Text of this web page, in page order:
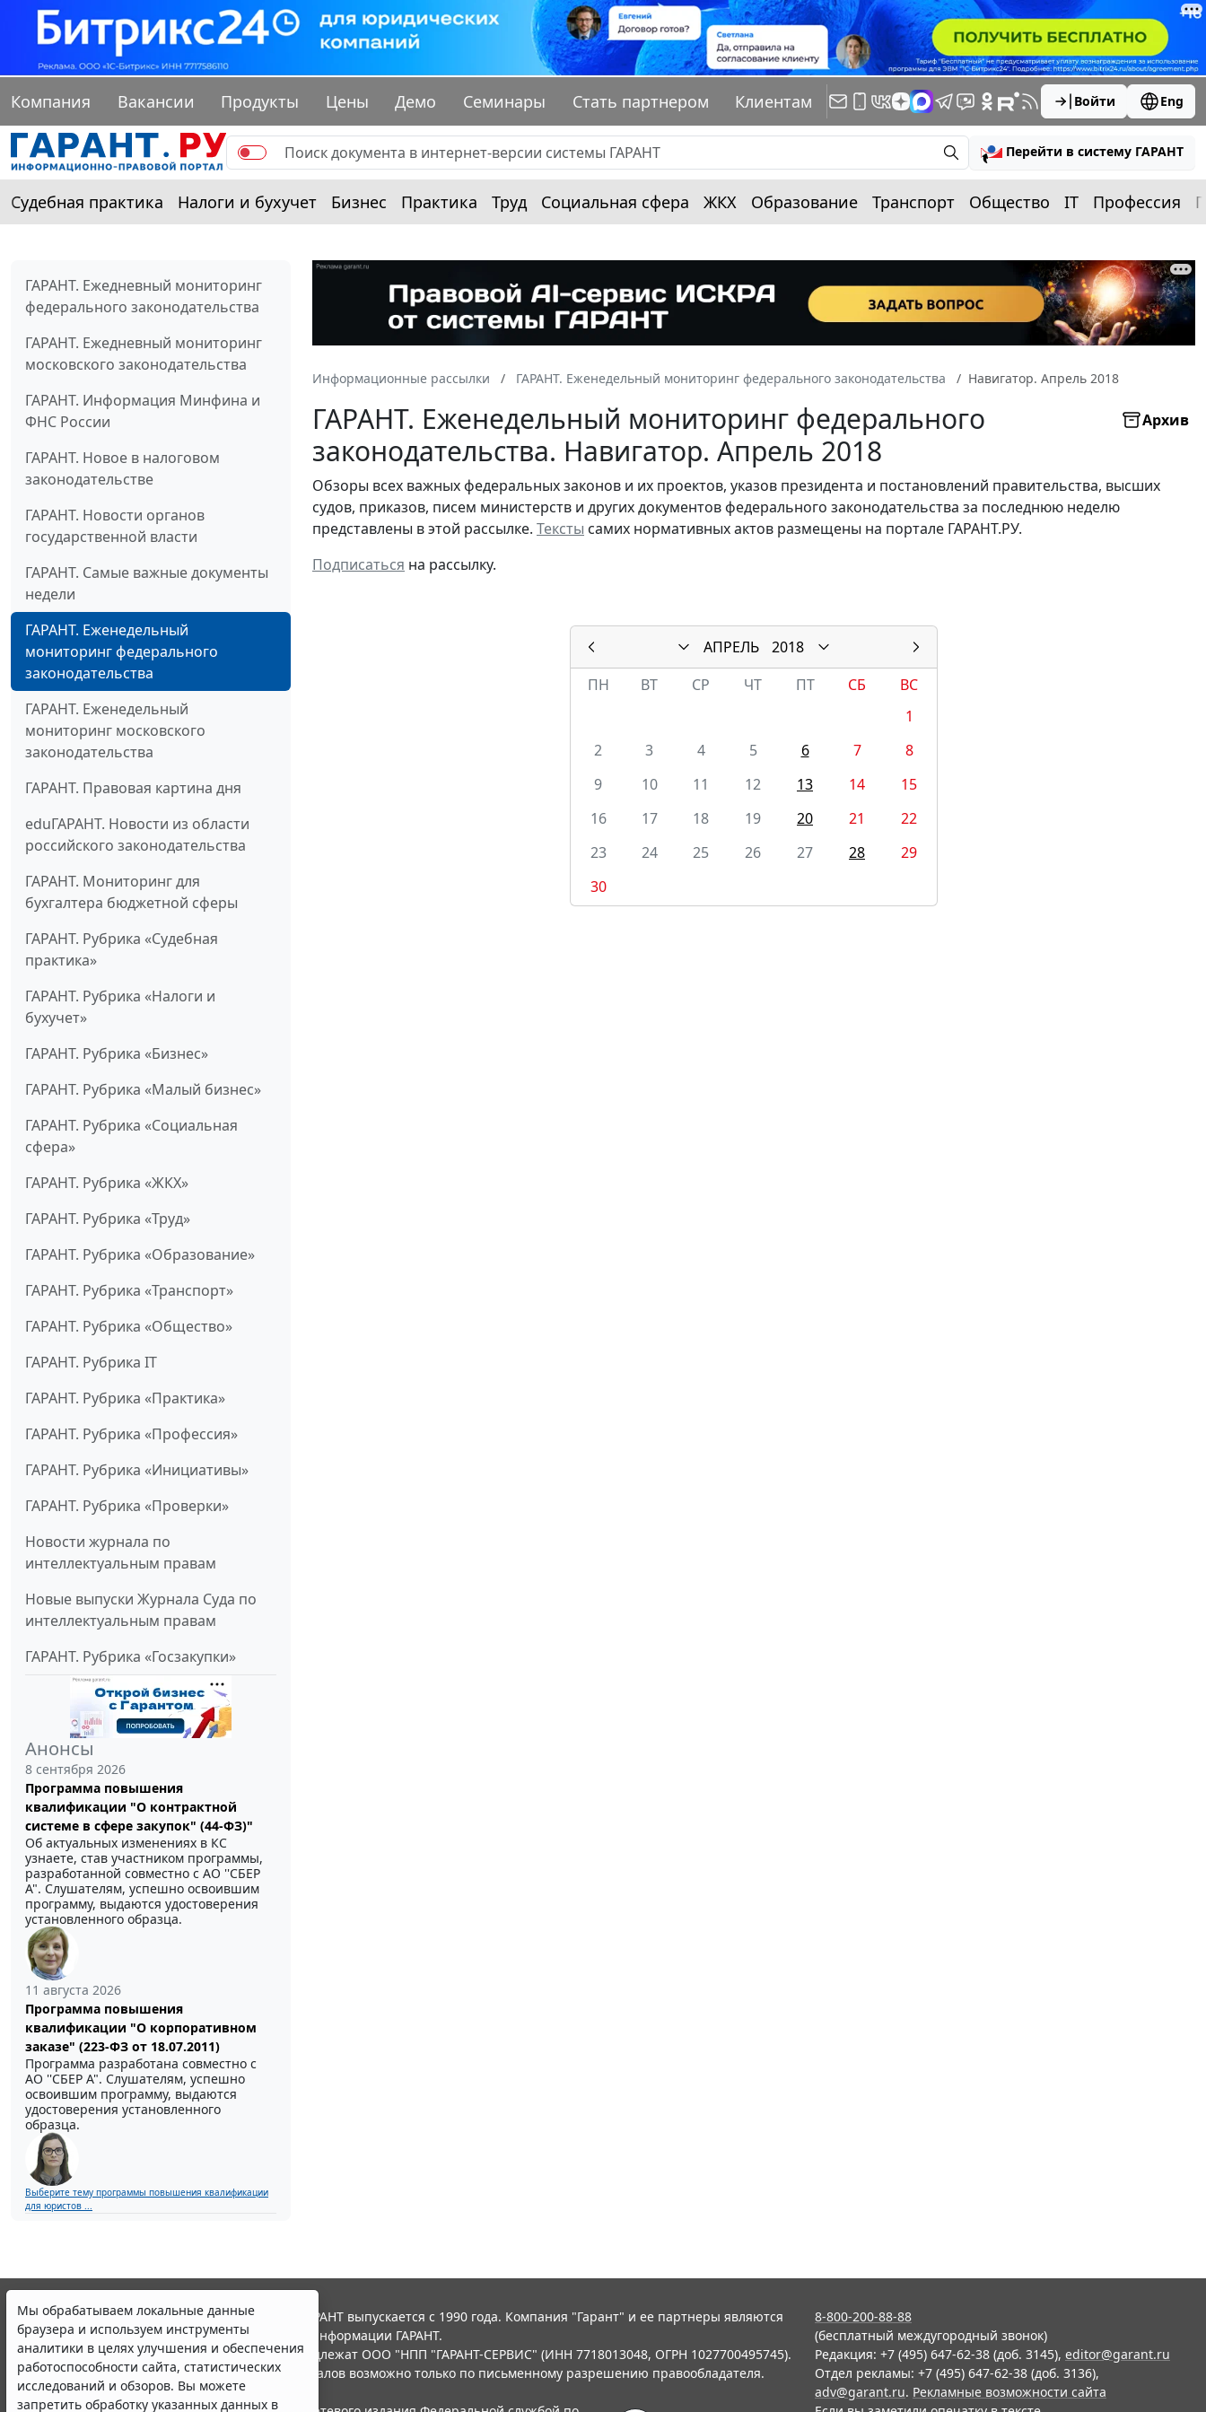
Компания Вакансии Продукты Цены Демо Семинары Стать партнером Клиентам Войти Eng
Перейти в систему ГАРАНТ
Судебная практика Налоги и бухучет Бизнес Практика Труд Социальная сфера ЖКХ Образование Транспорт Общество IT Профессия
ГАРАНТ. Ежедневный мониторинг
федерального законодательства
ГАРАНТ. Ежедневный мониторинг
московского законодательства
ГАРАНТ. Информация Минфина и
ФНС России
ГАРАНТ. Новое в налоговом
законодательстве
ГАРАНТ. Новости органов
государственной власти
ГАРАНТ. Самые важные документы
недели
ГАРАНТ. Еженедельный
мониторинг федерального
законодательства
ГАРАНТ. Еженедельный
мониторинг московского
законодательства
ГАРАНТ. Правовая картина дня
eduГАРАНТ. Новости из области
российского законодательства
ГАРАНТ. Мониторинг для
бухгалтера бюджетной сферы
ГАРАНТ. Рубрика «Судебная
практика»
ГАРАНТ. Рубрика «Налоги и
бухучет»
ГАРАНТ. Рубрика «Бизнес»
ГАРАНТ. Рубрика «Малый бизнес»
ГАРАНТ. Рубрика «Социальная
сфера»
ГАРАНТ. Рубрика «ЖКХ»
ГАРАНТ. Рубрика «Труд»
ГАРАНТ. Рубрика «Образование»
ГАРАНТ. Рубрика «Транспорт»
ГАРАНТ. Рубрика «Общество»
ГАРАНТ. Рубрика IT
ГАРАНТ. Рубрика «Практика»
ГАРАНТ. Рубрика «Профессия»
ГАРАНТ. Рубрика «Инициативы»
ГАРАНТ. Рубрика «Проверки»
Новости журнала по
интеллектуальным правам
Новые выпуски Журнала Суда по
интеллектуальным правам
ГАРАНТ. Рубрика «Госзакупки»
Анонсы
8 сентября 2026
Программа повышения
квалификации "О контрактной
системе в сфере закупок" (44-ФЗ)"
Об актуальных изменениях в КС
узнаете, став участником программы,
разработанной совместно с АО ''СБЕР
А". Слушателям, успешно освоившим
программу, выдаются удостоверения
установленного образца.
11 августа 2026
Программа повышения
квалификации "О корпоративном
заказе" (223-ФЗ от 18.07.2011)
Программа разработана совместно с
АО ''СБЕР А". Слушателям, успешно
освоившим программу, выдаются
удостоверения установленного
образца.
Выберите тему программы повышения квалификации
для юристов ...
Информационные рассылки ГАРАНТ. Еженедельный мониторинг федерального законодательства Навигатор. Апрель 2018
ГАРАНТ. Еженедельный мониторинг федерального
законодательства. Навигатор. Апрель 2018
Архив
Обзоры всех важных федеральных законов и их проектов, указов президента и постановлений правительства, высших
судов, приказов, писем министерств и других документов федерального законодательства за последнюю неделю
представлены в этой рассылке. Тексты самих нормативных актов размещены на портале ГАРАНТ.РУ.
Подписаться на рассылку.
АПРЕЛЬ
2018
ПН
ВТ СР ЧТ ПТ СБ
ВС
1
2
3 4 5 6 7
8
9
10 11 12 13 14
15
16
17 18 19 20 21
22
23
24 25 26 27 28
29
30
Мы обрабатываем локальные данные
браузера и используем инструменты
аналитики в целях улучшения и обеспечения
работоспособности сайта, статистических
исследований и обзоров. Вы можете
запретить обработку указанных данных в
© ООО "НПП "ГАРАНТ-СЕРВИС", 2026. Система ГАРАНТ выпускается с 1990 года. Компания "Гарант" и ее партнеры являются
участниками Российской ассоциации правовой информации ГАРАНТ.
Все права на материалы сайта ГАРАНТ.РУ принадлежат ООО "НПП "ГАРАНТ-СЕРВИС" (ИНН 7718013048, ОГРН 1027700495745).
Полное или частичное воспроизведение материалов возможно только по письменному разрешению правообладателя.
Правила использования портала.
8-800-200-88-88
(бесплатный междугородный звонок)
Редакция: +7 (495) 647-62-38 (доб. 3145), editor@garant.ru
Отдел рекламы: +7 (495) 647-62-38 (доб. 3136),
adv@garant.ru. Рекламные возможности сайта